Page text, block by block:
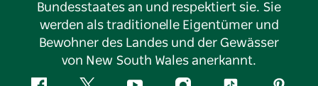
Bundesstaates an und respektiert sie. Sie
werden als traditionelle Eigentümer und
Bewohner des Landes und der Gewässer
von New South Wales anerkannt.